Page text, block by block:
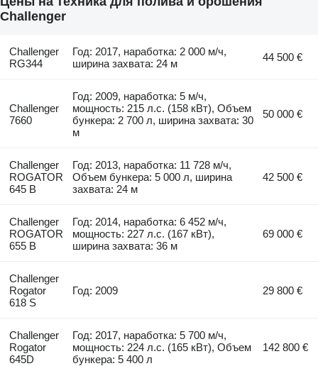
Challenger
Challenger
RG344
Год: 2017, наработка: 2 000 м/ч,
ширина захвата: 24 м
44 500 €
Challenger
7660
Год: 2009, наработка: 5 м/ч,
мощность: 215 л.с. (158 кВт), Объем
бункера: 2 700 л, ширина захвата: 30
м
50 000 €
Challenger
ROGATOR
645 B
Год: 2013, наработка: 11 728 м/ч,
Объем бункера: 5 000 л, ширина
захвата: 24 м
42 500 €
Challenger
ROGATOR
655 B
Год: 2014, наработка: 6 452 м/ч,
мощность: 227 л.с. (167 кВт),
ширина захвата: 36 м
69 000 €
Challenger
Rogator
618 S
Год: 2009 29 800 €
Challenger
Rogator
645D
Год: 2017, наработка: 5 700 м/ч,
мощность: 224 л.с. (165 кВт), Объем
бункера: 5 400 л
142 800 €